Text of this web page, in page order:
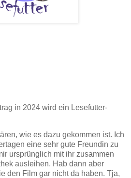
in 2024 wird ein Lesefutter-
wie es dazu gekommen ist. Ich
eine sehr gute Freundin zu
ursprünglich mit ihr zusammen
ausleihen. Hab dann aber
den Film gar nicht da haben. Tja,